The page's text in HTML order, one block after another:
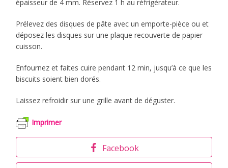
épaisseur de 4 mm. Réservez 1 h au réfrigérateur.
Prélevez des disques de pâte avec un emporte-pièce ou et
déposez les disques sur une plaque recouverte de papier
cuisson.
Enfournez et faites cuire pendant 12 min, jusqu’à ce que les
biscuits soient bien dorés.
Laissez refroidir sur une grille avant de déguster.
Imprimer
Facebook